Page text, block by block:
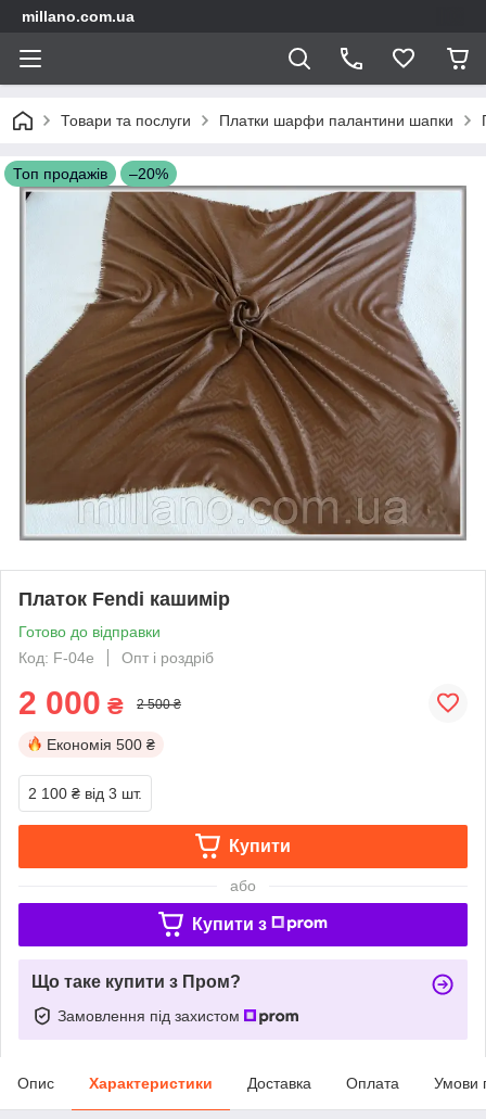
millano.com.ua
Товари та послуги Платки шарфи палантини шапки
Топ продажів –20%
Платок Fendi кашимір
Готово до відправки
Код: F-04e
Опт і роздріб
2 000 ₴ 2 500 ₴
Економія 500 ₴
2 100 ₴ від 3 шт.
Купити
або
Купити з
Що таке купити з Пром?
Замовлення під захистом
Опис Характеристики Доставка Оплата Умови